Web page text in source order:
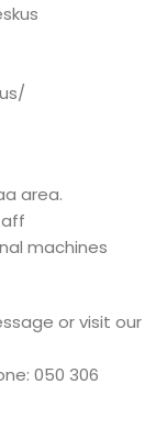
area.
machines
or visit our
050 306